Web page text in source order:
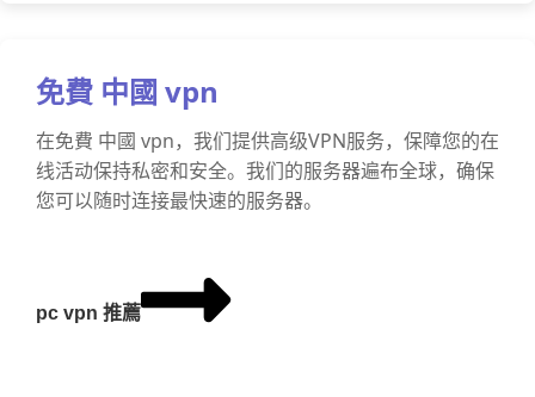
免費 中國 vpn
在免費 中國 vpn，我们提供高级VPN服务，保障您的在
线活动保持私密和安全。我们的服务器遍布全球，确保
您可以随时连接最快速的服务器。
pc vpn 推薦